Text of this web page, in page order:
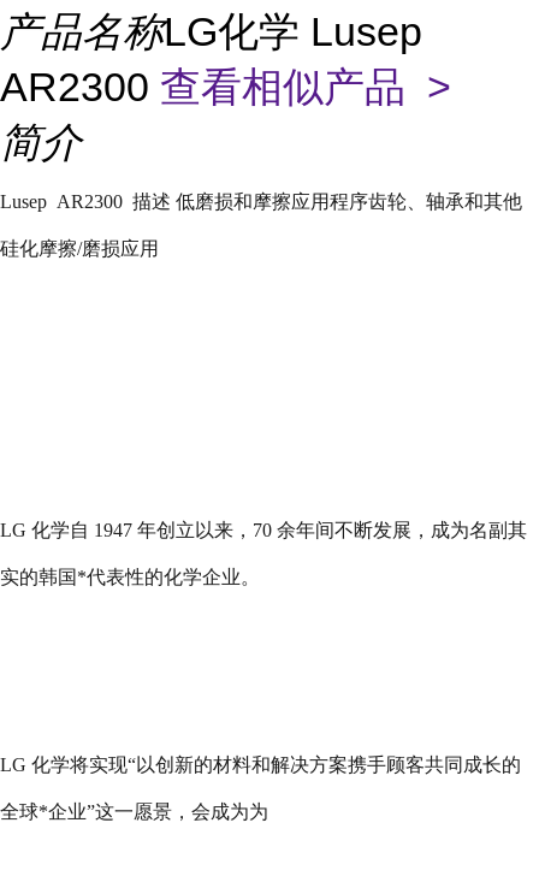
产品名称LG化学 Lusep
AR2300 查看相似产品 >
简介
Lusep AR2300 描述 低磨损和摩擦应用程序齿轮、轴承和其他
硅化摩擦/磨损应用
LG 化学自 1947 年创立以来， 70 余年间不断发展，成为名副其
实的韩国*代表性的化学企业。
LG 化学将实现“以创新的材料和解决方案携手顾客共同成长的
全球*企业”这一愿景，会成为为